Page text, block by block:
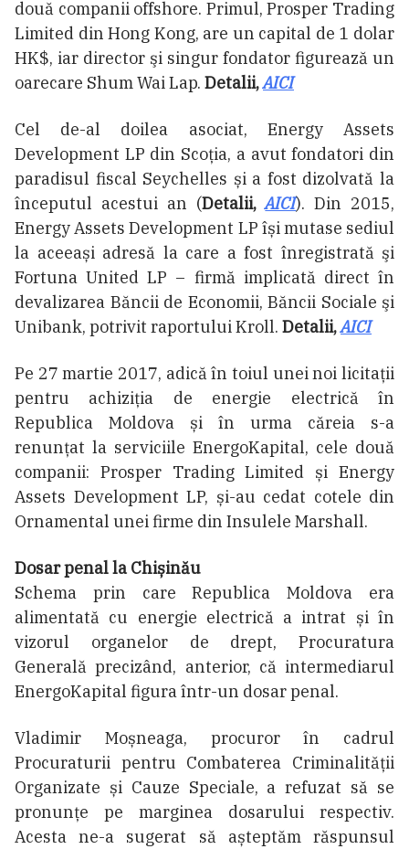
două companii offshore. Primul, Prosper Trading
Limited din Hong Kong, are un capital de 1 dolar
HK$, iar director şi singur fondator figurează un
oarecare Shum Wai Lap. Detalii,AICI
Cel de-al doilea asociat, Energy Assets
Development LP din Scoția, a avut fondatori din
paradisul fiscal Seychelles și a fost dizolvată la
începutul acestui an (Detalii,AICI). Din 2015,
Energy Assets Development LP își mutase sediul
la aceeași adresă la care a fost înregistrată şi
Fortuna United LP – firmă implicată direct în
devalizarea Băncii de Economii, Băncii Sociale şi
Unibank, potrivit raportului Kroll. Detalii,AICI
Pe 27 martie 2017, adică în toiul unei noi licitații
pentru achiziția de energie electrică în
Republica Moldova și în urma căreia s-a
renunţat la serviciile EnergoKapital, cele două
companii: Prosper Trading Limited și Energy
Assets Development LP, și-au cedat cotele din
Ornamental unei firme din Insulele Marshall.
Dosar penal la Chișinău
Schema prin care Republica Moldova era
alimentată cu energie electrică a intrat și în
vizorul organelor de drept, Procuratura
Generală precizând, anterior, că intermediarul
EnergoKapital figura într-un dosar penal.
Vladimir Moșneaga, procuror în cadrul
Procuraturii pentru Combaterea Criminalității
Organizate și Cauze Speciale, a refuzat să se
pronunțe pe marginea dosarului respectiv.
Acesta ne-a sugerat să așteptăm răspunsul